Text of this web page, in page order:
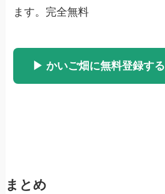
ます。完全無料
▶ かいご畑に無料登録する
まとめ